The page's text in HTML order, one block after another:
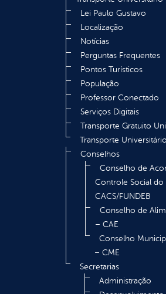
Lei Paulo Gustavo
Localização
Notícias
Perguntas Frequentes
Pontos Turísticos
População
Professor Conectado
Serviços Digitais
Transporte Gratuito
Transporte
Conselhos
Conselho de
Controle Social do
CACS/FUNDEB
Conselho de
– CAE
Conselho
– CME
Secretarias
Administração